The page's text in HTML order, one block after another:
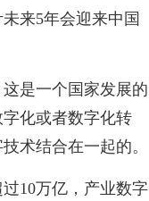
来5年会迎来中国
是一个国家发展的
化或者数字化转
术结合在一起的。
10万亿，产业数字